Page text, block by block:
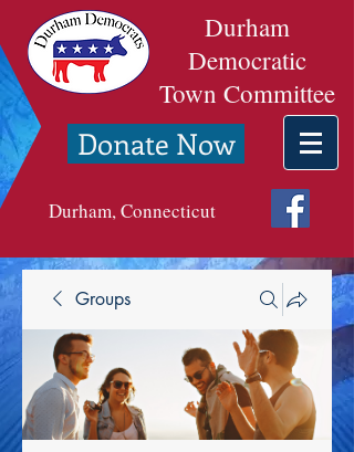
Durham
Democratic
Town Committee
Donate Now
Durham, Connecticut
Groups